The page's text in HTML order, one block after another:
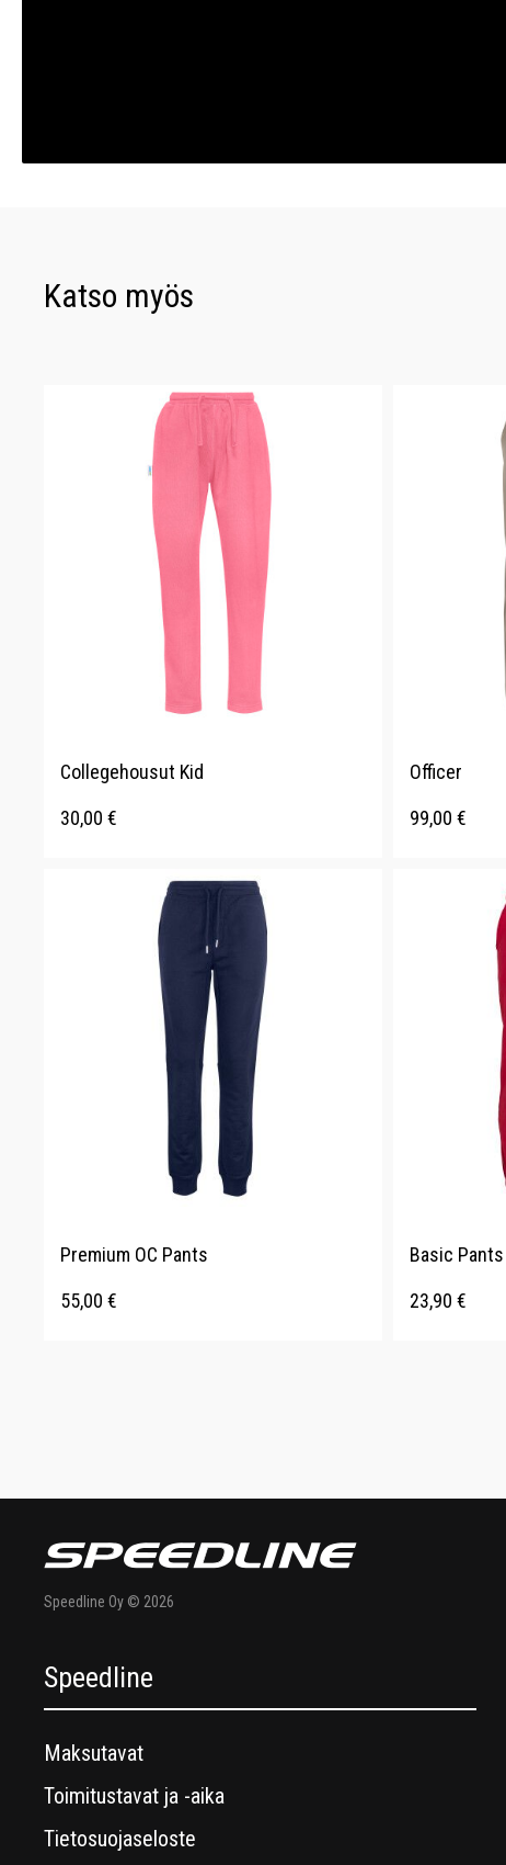
Katso myös
Collegehousut Kid
30,00 €
Officer
99,00 €
Premium OC Pants
55,00 €
Basic Pants
23,90 €
Speedline Oy © 2026
Speedline
Maksutavat
Toimitustavat ja -aika
Tietosuojaseloste